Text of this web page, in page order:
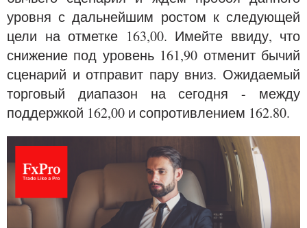
уровня с дальнейшим ростом к следующей
цели на отметке 163,00. Имейте ввиду, что
снижение под уровень 161,90 отменит бычий
сценарий и отправит пару вниз. Ожидаемый
торговый диапазон на сегодня - между
поддержкой 162,00 и сопротивлением 162.80.